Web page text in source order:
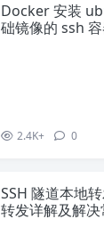
Docker 安装
础镜像的 ssh
2.4K+ 0
SSH 隧道本地
转发详解及解